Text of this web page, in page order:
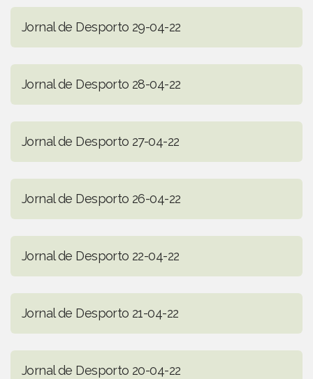
Jornal de Desporto 29-04-22
Jornal de Desporto 28-04-22
Jornal de Desporto 27-04-22
Jornal de Desporto 26-04-22
Jornal de Desporto 22-04-22
Jornal de Desporto 21-04-22
Jornal de Desporto 20-04-22